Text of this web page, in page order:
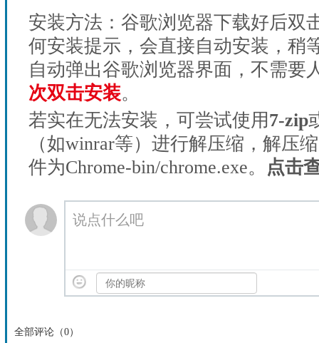
安装方法：谷歌浏览器下载好后双
何安装提示，会直接自动安装，稍
自动弹出谷歌浏览器界面，不需要
次双击安装。
若实在无法安装，可尝试使用7-zip
（如winrar等）进行解压缩，解压
件为Chrome-bin/chrome.exe。
点击
说点什么吧
全部评论（0）